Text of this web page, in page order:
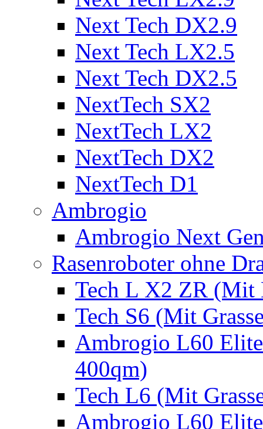
Next Tech DX2.9
Next Tech LX2.5
Next Tech DX2.5
NextTech SX2
NextTech LX2
NextTech DX2
NextTech D1
Ambrogio
Ambrogio Next
Rasenroboter ohne
Tech L X2 ZR (Mit
Tech S6 (Mit
Ambrogio L60
400qm)
Tech L6 (Mit
Ambrogio L60